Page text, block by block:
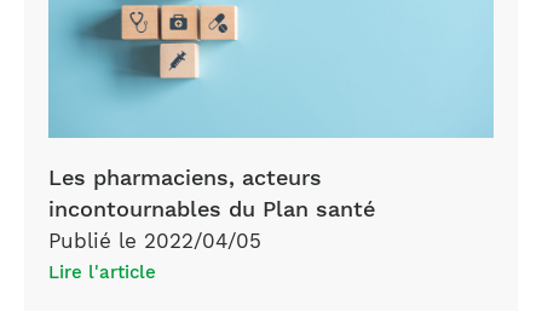
Les pharmaciens, acteurs
incontournables du Plan santé
Publié le 2022/04/05
Lire l'article